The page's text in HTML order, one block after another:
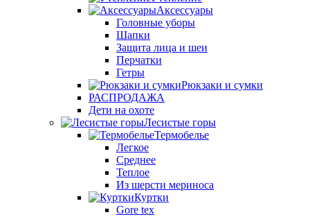
Аксессуары
Головные уборы
Шапки
Защита лица и шеи
Перчатки
Гетры
Рюкзаки и сумки
РАСПРОДАЖА
Дети на охоте
Лесистые горы
Термобелье
Легкое
Среднее
Теплое
Из шерсти мериноса
Куртки
Gore tex